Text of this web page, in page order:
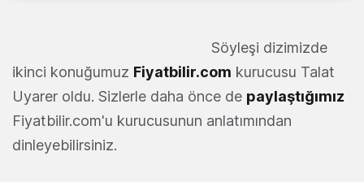
Söyleşi dizimizde
ikinci konuğumuz Fiyatbilir.com kurucusu Talat
Uyarer oldu. Sizlerle daha önce de paylaştığımız
Fiyatbilir.com'u kurucusunun anlatımından
dinleyebilirsiniz.